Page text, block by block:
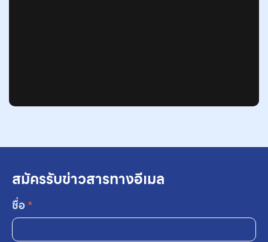
สมัครรับข่าวสารทางอีเมล
ชื่อ*